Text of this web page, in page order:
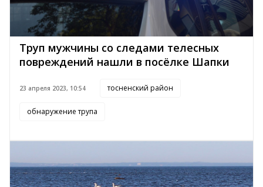
Труп мужчины со следами телесных
повреждений нашли в посёлке Шапки
23 апреля 2023, 10:54 тосненский район
обнаружение трупа